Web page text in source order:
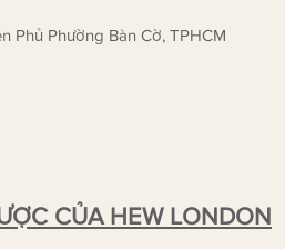
Phủ Phường Bàn Cờ, TPHCM
CỦA HEW LONDON